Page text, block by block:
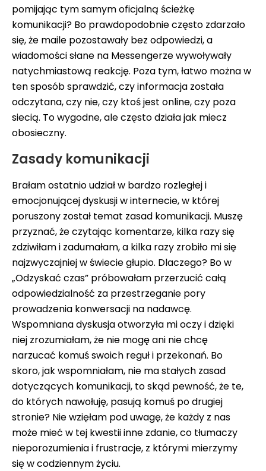
pomijając tym samym oficjalną ścieżkę
komunikacji? Bo prawdopodobnie często zdarzało
się, że maile pozostawały bez odpowiedzi, a
wiadomości słane na Messengerze wywoływały
natychmiastową reakcję. Poza tym, łatwo można w
ten sposób sprawdzić, czy informacja została
odczytana, czy nie, czy ktoś jest online, czy poza
siecią. To wygodne, ale często działa jak miecz
obosieczny.
Zasady komunikacji
Brałam ostatnio udział w bardzo rozległej i
emocjonującej dyskusji w internecie, w której
poruszony został temat zasad komunikacji. Muszę
przyznać, że czytając komentarze, kilka razy się
zdziwiłam i zadumałam, a kilka razy zrobiło mi się
najzwyczajniej w świecie głupio. Dlaczego? Bo w
„Odzyskać czas” próbowałam przerzucić całą
odpowiedzialność za przestrzeganie pory
prowadzenia konwersacji na nadawcę.
Wspomniana dyskusja otworzyła mi oczy i dzięki
niej zrozumiałam, że nie mogę ani nie chcę
narzucać komuś swoich reguł i przekonań. Bo
skoro, jak wspomniałam, nie ma stałych zasad
dotyczących komunikacji, to skąd pewność, że te,
do których nawołuję, pasują komuś po drugiej
stronie? Nie wzięłam pod uwagę, że każdy z nas
może mieć w tej kwestii inne zdanie, co tłumaczy
nieporozumienia i frustracje, z którymi mierzymy
się w codziennym życiu.